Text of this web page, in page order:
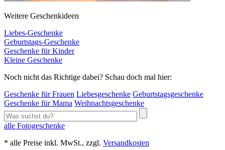
Weitere Geschenkideen
Liebes-Geschenke
Geburtstags-Geschenke
Geschenke für Kinder
Kleine Geschenke
Noch nicht das Richtige dabei? Schau doch mal hier:
Geschenke für Frauen Liebesgeschenke Geburtstagsgeschenke
Geschenke für Mama Weihnachtsgeschenke
alle Fotogeschenke
* alle Preise inkl. MwSt., zzgl. Versandkosten